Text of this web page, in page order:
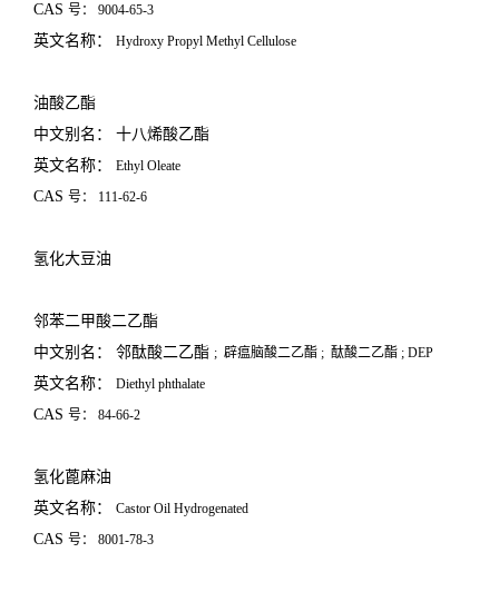
CAS 号： 9004-65-3
英文名称： Hydroxy Propyl Methyl Cellulose
油酸乙酯
中文别名： 十八烯酸乙酯
英文名称： Ethyl Oleate
CAS 号： 111-62-6
氢化大豆油
邻苯二甲酸二乙酯
中文别名： 邻酞酸二乙酯 ; 辟瘟脑酸二乙酯 ; 酞酸二乙酯 ; DEP
英文名称： Diethyl phthalate
CAS 号： 84-66-2
氢化蓖麻油
英文名称： Castor Oil Hydrogenated
CAS 号： 8001-78-3